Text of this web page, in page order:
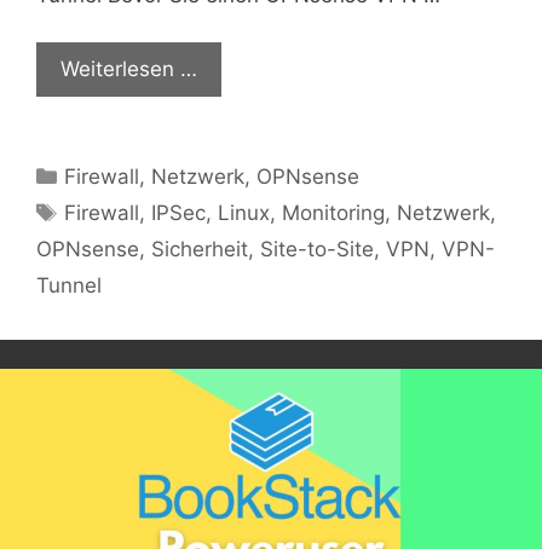
Weiterlesen …
Kategorien
Firewall, Netzwerk, OPNsense
Schlagwörter
Firewall, IPSec, Linux, Monitoring, Netzwerk,
OPNsense, Sicherheit, Site-to-Site, VPN, VPN-
Tunnel